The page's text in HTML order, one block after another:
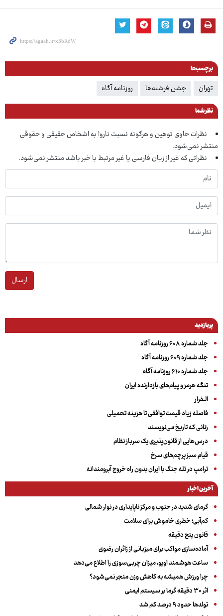
برچسب‌ها
تهران جشن فرشته‌ها روزنامه آگاه
نظر شما
نظرات حاوی توهین و هرگونه نسبت ناروا به اشخاص حقیقی و حقوقی
منتشر نمی‌شود.
نظراتی که غیر از زبان فارسی یا غیر مرتبط با خبر باشد منتشر نمی‌شود.
ارسال
پربازدید
جلد شماره ۶۰۸ روزنامه آگاه
جلد شماره ۶۰۹ روزنامه آگاه
جلد شماره ۶۱۰ روزنامه آگاه
تنگه هرمز و پیام‌های بازدارنده ایران
الــفرار
فاصله زیاد قیمت توافقی تا هزینه تحمیلی
زنانی که تاریخ می‌نویسند
درس‌هایی از قانون‌پذیری یک سرباز نظام
قیام سبز پرچم‌های سرخ
ترامپ در تله جنگ با ایران بدون راه خروج آبرومندانه
آخرین اخبار
گرمای شدید در جنوب و مرکز ناپایداری در نوار شمالی
کم‌آبی؛ خطری خاموش برای سلامت
قانون پنج دقیقه
آماده‌سازی مواکب برای میزبانی از زائران رضوی
ساعت هوشمند اوپو، میزان چربی‌سوزی را اطلاع می‌دهد
چرا ورزش همیشه به کاهش وزن منجر نمی‌شود؟
اثر ۳۰ دقیقه گرما بر سیستم ایمنی
تولدها حدود ۹ درصد کم شد